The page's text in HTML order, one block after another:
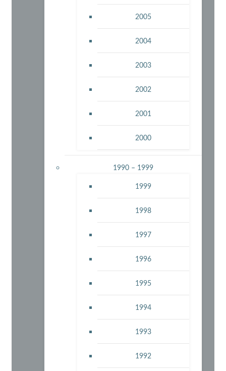
2005
2004
2003
2002
2001
2000
1990 – 1999
1999
1998
1997
1996
1995
1994
1993
1992